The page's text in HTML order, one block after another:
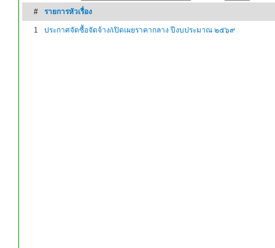
#
รายการหัวเรื่อง
1 ประกาศจัดซื้อจัดจ้าง/เปิดเผยราคากลาง ปีงบประมาณ ๒๕๖๙